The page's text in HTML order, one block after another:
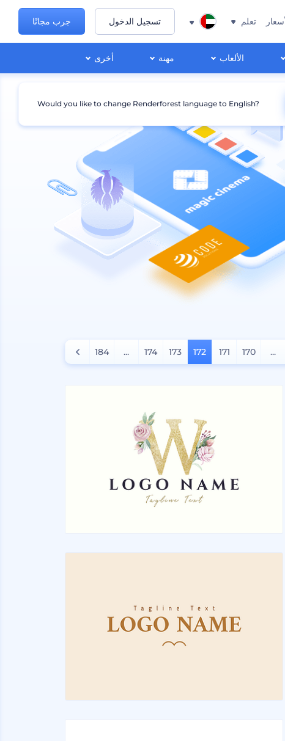
الألعاب مهنة أخرى
تعلم تسجيل الدخول جرب مجانًا
...
170
171
172
173
174
...
184
Would you like to change Renderforest language to English?